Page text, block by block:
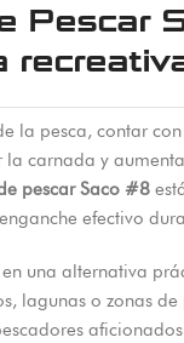
Pescar
la pesca, contar
la carnada y
pescar Saco #8
efectivo
una alternativa
lagunas o zonas de